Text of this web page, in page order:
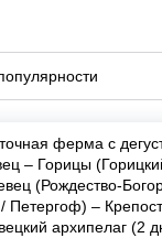
ферма с
– Горицы
(Рождество-
Петергоф) –
архипелаг (2